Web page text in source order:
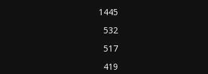
1445
532
517
419